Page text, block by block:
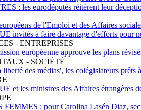
: les eurodéputés réitèrent leur
de l'Emploi et des Affaires
invités à faire davantage d'efforts pour
- ENTREPRISES
européenne approuve les plans
- SOCIÉTÉ
des médias', les colégislateurs
et les ministres des Affaires étrangères
FEMMES : pour Carolina Lasén Diaz,